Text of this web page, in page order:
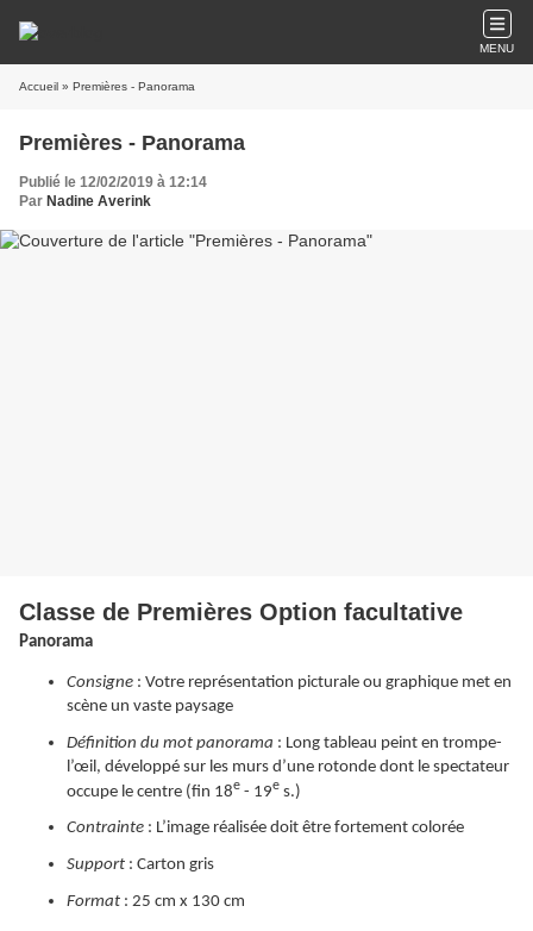
MENU
Accueil » Premières - Panorama
Premières - Panorama
Publié le 12/02/2019 à 12:14
Par Nadine Averink
Classe de Premières Option facultative
Panorama
Consigne : Votre représentation picturale ou graphique met en
scène un vaste paysage
Définition du mot panorama : Long tableau peint en trompe-
l’œil, développé sur les murs d’une rotonde dont le spectateur
occupe le centre (fin 18e - 19e s.)
Contrainte : L’image réalisée doit être fortement colorée
Support : Carton gris
Format : 25 cm x 130 cm